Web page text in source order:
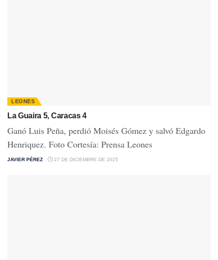
LEONES
La Guaira 5, Caracas 4
Ganó Luis Peña, perdió Moisés Gómez y salvó Edgardo
Henriquez. Foto Cortesía: Prensa Leones
JAVIER PÉREZ 27 DE DICIEMBRE DE 2025